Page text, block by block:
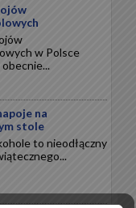
w Polsce
na
stole
to nieodłączny